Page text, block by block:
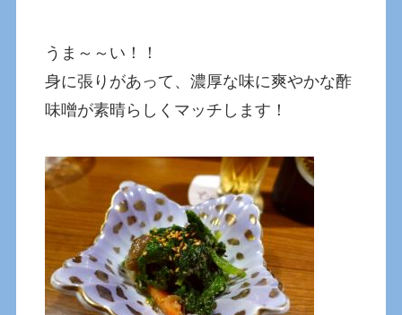
うま～～い！！
身に張りがあって、濃厚な味に爽やかな酢
味噌が素晴らしくマッチします！